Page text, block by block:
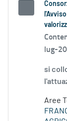
lug-
si
Aree